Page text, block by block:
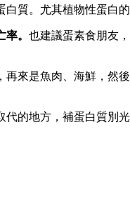
質。尤其植物性蛋白
。 也建議蛋素食朋友
來是魚肉、海鮮，
的地方，補蛋白質別